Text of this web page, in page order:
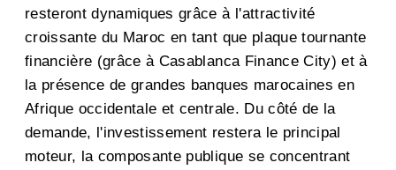
resteront dynamiques grâce à l'attractivité
croissante du Maroc en tant que plaque tournante
financière (grâce à Casablanca Finance City) et à
la présence de grandes banques marocaines en
Afrique occidentale et centrale. Du côté de la
demande, l'investissement restera le principal
moteur, la composante publique se concentrant